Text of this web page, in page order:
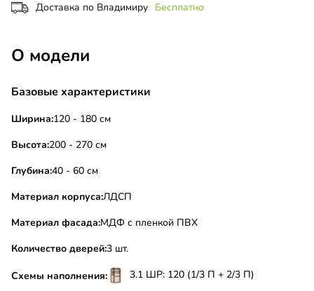
Доставка по Владимиру Бесплатно
О модели
Базовые характеристики
Ширина:120 - 180 см
Высота:200 - 270 см
Глубина:40 - 60 см
Материал корпуса:ЛДСП
Материал фасада:МДФ с пленкой ПВХ
Количество дверей:3 шт.
Схемы наполнения: 3.1 ШР: 120 (1/3 П + 2/3 П)